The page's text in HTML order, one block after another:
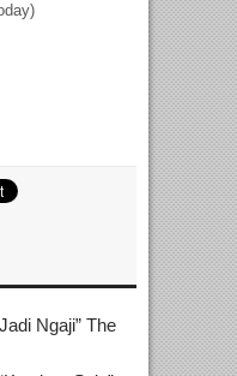
Ngaji” The